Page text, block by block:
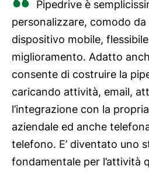
Pipedrive è
personalizzare, comodo da
dispositivo mobile,
miglioramento. Adatto
consente di costruire la
caricando attività, email,
l’integrazione con la
aziendale ed anche
telefono. E’ diventato uno
fondamentale per l’attività